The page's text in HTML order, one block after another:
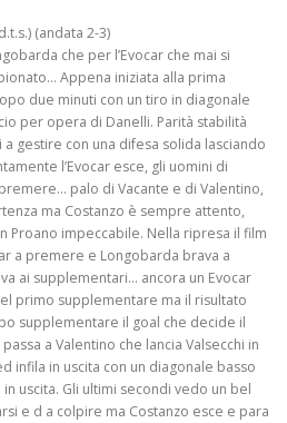
(andata 2-3)
che per l’Evocar che mai si
Appena iniziata alla prima
due minuti con un tiro in diagonale
per opera di Danelli. Parità stabilità
gestire con una difesa solida lasciando
l’Evocar esce, gli uomini di
palo di Vacante e di Valentino,
ma Costanzo è sempre attento,
Proano impeccabile. Nella ripresa il film
a premere e Longobarda brava a
ai supplementari… ancora un Evocar
primo supplementare ma il risultato
supplementare il goal che decide il
a Valentino che lancia Valsecchi in
infila in uscita con un diagonale basso
uscita. Gli ultimi secondi vedo un bel
e d a colpire ma Costanzo esce e para